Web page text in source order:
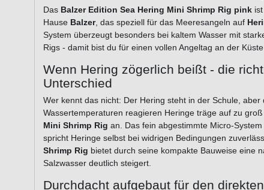
Das Balzer Edition Sea Hering Mini Shrimp Rig pink
Hause Balzer, das speziell für das Meeresangeln auf
System überzeugt besonders bei kaltem Wasser mit
Rigs - damit bist du für einen vollen Angeltag an der
Wenn Hering zögerlich beißt - die
Unterschied
Wer kennt das nicht: Der Hering steht in der Schule,
Wassertemperaturen reagieren Heringe träge auf zu
Mini Shrimp Rig an. Das fein abgestimmte Micro-
spricht Heringe selbst bei widrigen Bedingungen
Shrimp Rig bietet durch seine kompakte Bauweise eine
Salzwasser deutlich steigert.
Durchdacht aufgebaut für den